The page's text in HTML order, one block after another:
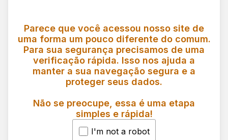
Parece que você acessou nosso site de
uma forma um pouco diferente do comum.
Para sua segurança precisamos de uma
verificação rápida. Isso nos ajuda a
manter a sua navegação segura e a
proteger seus dados.
Não se preocupe, essa é uma etapa
simples e rápida!
I'm not a robot